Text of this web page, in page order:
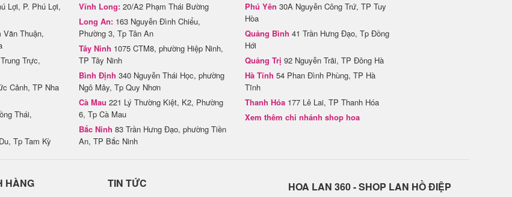
Lợi, P. Phú Lợi,
Văn Thuận,
Trực,
Cảnh, TP Nha
Thái,
Tp Tam Kỳ
Vĩnh Long: 20/A2 Phạm Thái Bường
Long An: 163 Nguyễn Đình Chiểu,
Phường 3, Tp Tân An
Tây Ninh 1075 CTM8, phường Hiệp Ninh,
TP Tây Ninh
Bình Định 340 Nguyễn Thái Học, phường
Ngô Mây, Tp Quy Nhơn
Cà Mau 221 Lý Thường Kiệt, K2, Phường
6, Tp Cà Mau
Bắc Ninh 83 Trần Hưng Đạo, phường Tiền
An, TP Bắc Ninh
Phú Yên 30A Nguyễn Công Trứ, TP Tuy
Hòa
Quảng Bình 41 Trần Hưng Đạo, Tp Đồng
Hới
Quảng Trị 92 Nguyễn Trãi, TP Đông Hà
Hà Tĩnh 54 Phan Đình Phùng, TP Hà
Tĩnh
Thanh Hóa 177 Lê Lai, TP Thanh Hóa
Xem thêm chi nhánh shop hoa
HÀNG TIN TỨC H​OA LAN 360 - SHOP LAN HỒ ĐIỆP